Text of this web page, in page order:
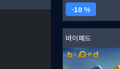
10 %
바이페드